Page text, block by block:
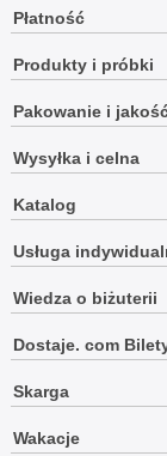
Płatność
Produkty i próbki
Pakowanie i
Wysyłka i celna
Katalog
Usługa
Wiedza o biżuterii
Dostaje. com
Skarga
Wakacje